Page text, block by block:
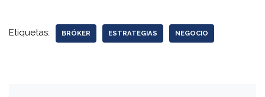
Etiquetas: BRÓKER ESTRATEGIAS NEGOCIO